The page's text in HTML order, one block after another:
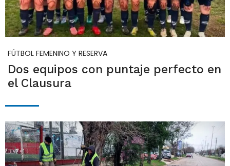
FÚTBOL FEMENINO Y RESERVA
Dos equipos con puntaje perfecto en
el Clausura